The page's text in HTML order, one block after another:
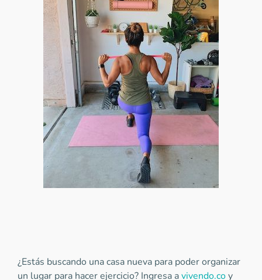
¿Estás buscando una casa nueva para poder organizar
un lugar para hacer ejercicio? Ingresa avivendo.coy